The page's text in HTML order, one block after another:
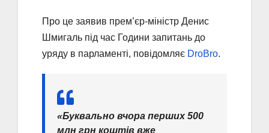
Про це заявив прем’єр-міністр Денис
Шмигаль під час Години запитань до
уряду в парламенті, повідомляє DroBro.
«Буквально вчора перших 500
млн грн коштів вже